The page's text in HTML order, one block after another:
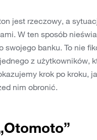
jest rzeczowy, a
W ten sposób
banku. To nie
z użytkowników,
krok po kroku,
nim obronić.